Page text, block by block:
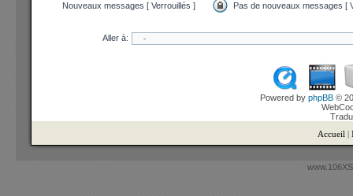
Nouveaux messages [ Verrouillés ] Pas de nouveaux messages [
Aller à:
Powered by phpBB ©
Accueil |